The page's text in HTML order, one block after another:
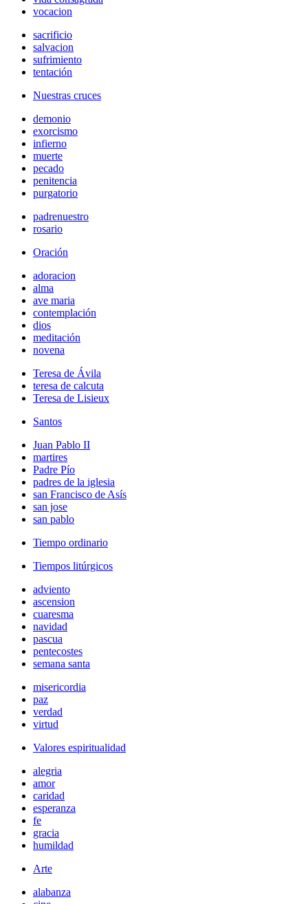
vocacion
sacrificio
salvacion
sufrimiento
tentación
Nuestras cruces
demonio
exorcismo
infierno
muerte
pecado
penitencia
purgatorio
padrenuestro
rosario
Oración
adoracion
alma
ave maria
contemplación
dios
meditación
novena
Teresa de Ávila
teresa de calcuta
Teresa de Lisieux
Santos
Juan Pablo II
martires
Padre Pío
padres de la iglesia
san Francisco de Asís
san jose
san pablo
Tiempo ordinario
Tiempos litúrgicos
adviento
ascension
cuaresma
navidad
pascua
pentecostes
semana santa
misericordia
paz
verdad
virtud
Valores espiritualidad
alegria
amor
caridad
esperanza
fe
gracia
humildad
Arte
alabanza